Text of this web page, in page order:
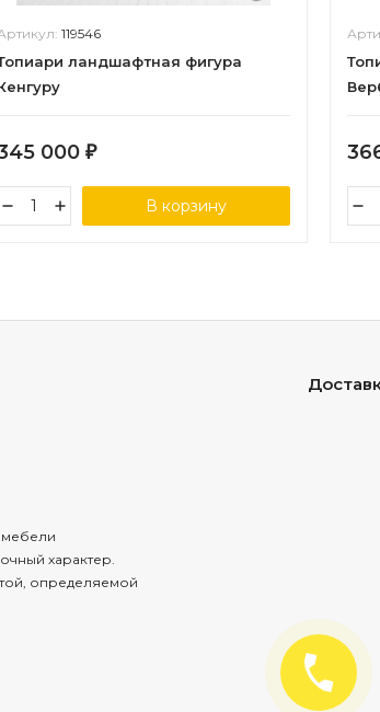
119546
ландшафтная фигура
000 ₽
В корзину
мебели
характер.
определяемой